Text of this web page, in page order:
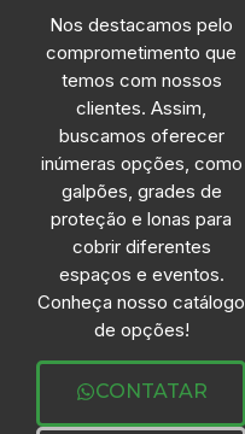
Nos destacamos pelo
comprometimento que
temos com nossos
clientes. Assim,
buscamos oferecer
inúmeras opções, como
galpões, grades de
proteção e lonas para
cobrir diferentes
espaços e eventos.
Conheça nosso catálogo
de opções!
CONTATAR